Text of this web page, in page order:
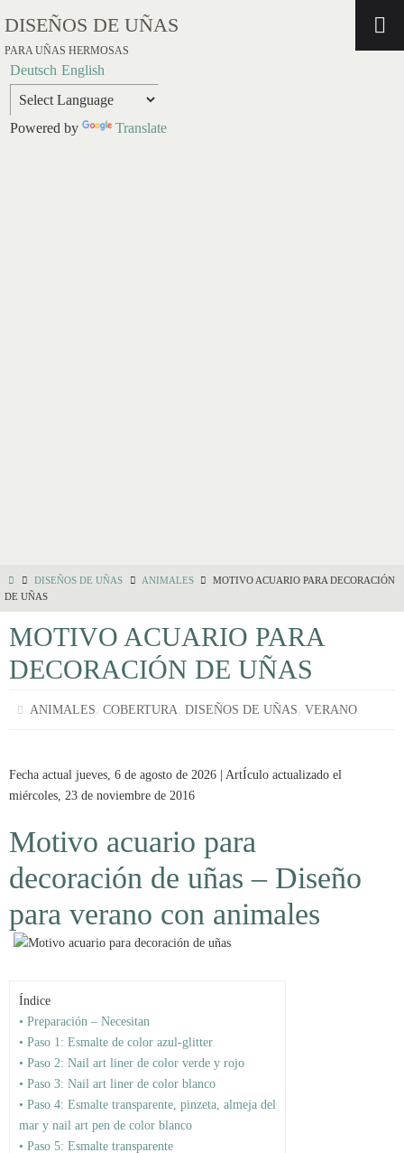
DISEÑOS DE UÑAS
PARA UÑAS HERMOSAS
Deutsch English
Powered by Translate
DISEÑOS DE UÑAS ANIMALES
MOTIVO ACUARIO PARA DECORACIÓN
DE UÑAS
MOTIVO ACUARIO PARA
DECORACIÓN DE UÑAS
ANIMALES,COBERTURA,DISEÑOS DE UÑAS,VERANO
Fecha actual jueves, 6 de agosto de 2026 | ArtÍculo actualizado el
miércoles, 23 de noviembre de 2016
Motivo acuario para
decoración de uñas – Diseño
para verano con animales
Índice
• Preparación – Necesitan
• Paso 1: Esmalte de color azul-glitter
• Paso 2: Nail art liner de color verde y rojo
• Paso 3: Nail art liner de color blanco
• Paso 4: Esmalte transparente, pinzeta, almeja del
mar y nail art pen de color blanco
• Paso 5: Esmalte transparente